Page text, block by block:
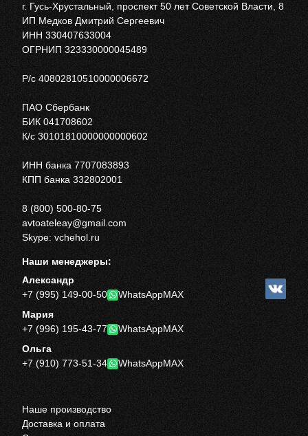
г. Гусь-Хрустальный, проспект 50 лет Советской Власти, 8
ИП Медков Дмитрий Сергеевич
ИНН 330407633004
ОГРНИП 323330000045489
Р/с 40802810510000006672
ПАО Сбербанк
БИК 041708602
К/с 30101810000000000602
ИНН банка 7707083893
КПП банка 332802001
8 (800) 500-80-75
avtoateleay@gmail.com
Skype: vchehol.ru
Наши менеджеры:
Александр
+7 (995) 149-00-50
WhatsAppMAX
Мария
+7 (996) 195-43-77
WhatsAppMAX
Ольга
+7 (910) 773-51-34
WhatsAppMAX
Наше производство
Доставка и оплата